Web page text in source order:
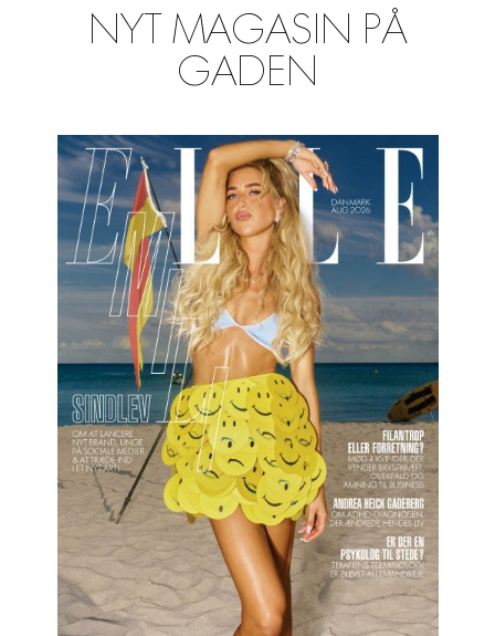
NYT MAGASIN PÅ
GADEN